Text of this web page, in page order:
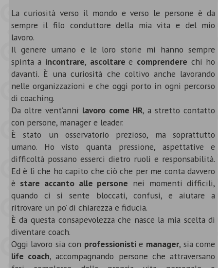
La curiosità verso il mondo e verso le persone è da
sempre il filo conduttore della mia vita e del mio
lavoro.
Il genere umano e le loro storie mi hanno sempre
spinta a incontrare, ascoltaree comprendere chi ho
davanti. È una curiosità che coltivo anche lavorando
nelle organizzazioni e che oggi porto in ogni percorso
di coaching.
Da oltre vent’anni lavoro come HR, a stretto contatto
con persone, manager e leader.
È stato un osservatorio prezioso, ma soprattutto
umano. Ho visto quanta pressione, aspettative e
difficoltà possano esserci dietro ruoli e responsabilità.
Ed è lì che ho capito che ciò che per me conta davvero
è stare accanto alle persone nei momenti difficili,
quando ci si sente bloccati, confusi, e aiutare a
ritrovare un po’ di chiarezza e fiducia.
È da questa consapevolezza che nasce la mia scelta di
diventare coach.
Oggi lavoro sia con professionistie manager, sia come
life coach, accompagnando persone che attraversano